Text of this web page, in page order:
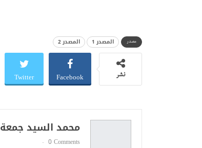
مصدر المصدر 1 المصدر 2
نشر Facebook
Twitter
محمد السيد جمعة
0 Comments